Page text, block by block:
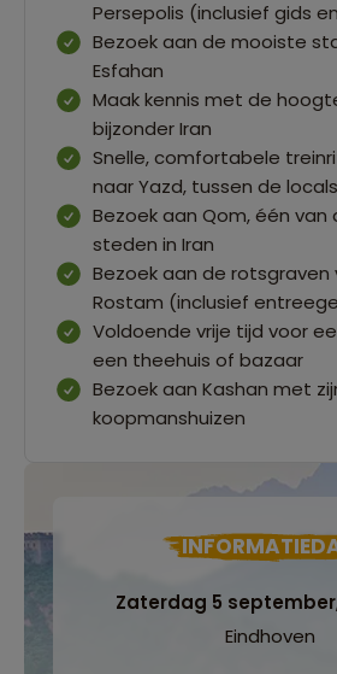
Persepolis (inclusief gids
Bezoek aan de mooiste
Esfahan
Maak kennis met de
bijzonder Iran
Snelle, comfortabele
naar Yazd, tussen de locals
Bezoek aan Qom, één van
steden in Iran
Bezoek aan de
Rostam (inclusief
Voldoende vrije tijd voor
een theehuis of bazaar
Bezoek aan Kashan met
koopmanshuizen
Zaterdag 5 september
Eindhoven